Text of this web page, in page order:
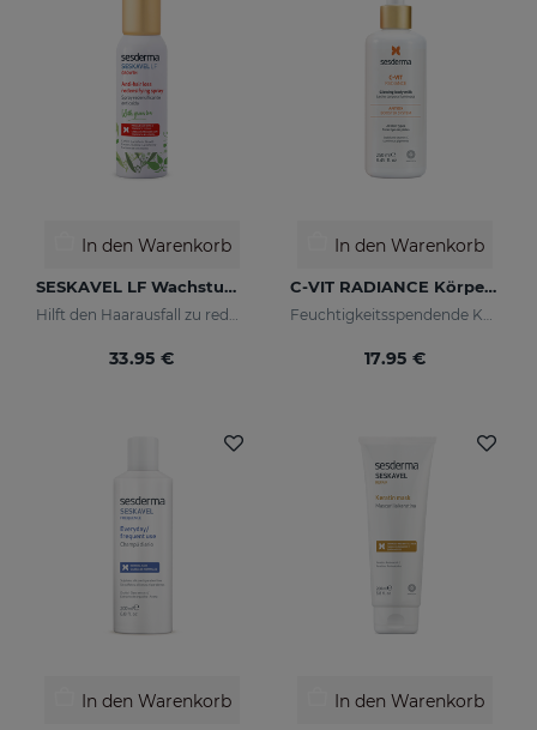
In den Warenkorb
SESKAVEL LF Wachstum Anti-Haarausfall Redensifying Spray
Hilft den Haarausfall zu reduzieren
33.95 €
In den Warenkorb
C-VIT RADIANCE Körpermilch Mit Leuchtkraft
Feuchtigkeitsspendende Körpermilch
17.95 €
In den Warenkorb In den Warenkorb